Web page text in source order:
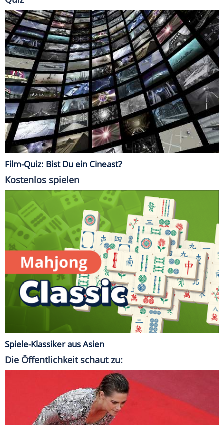
Film-Quiz: Bist Du ein Cineast?
Kostenlos spielen
Spiele-Klassiker aus Asien
Die Öffentlichkeit schaut zu: